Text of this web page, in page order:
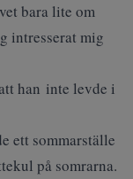
bara lite om
intresserat mig
han inte levde i
ett sommarställe
på somrarna.